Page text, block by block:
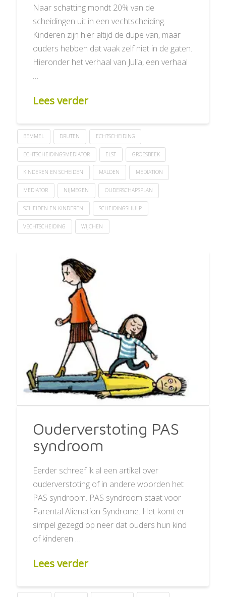
Naar schatting mondt 20% van de
scheidingen uit in een vechtscheiding.
Kinderen zijn hier altijd de dupe van, maar
ouders hebben dat vaak zelf niet in de gaten.
Hieronder het verhaal van Julia, een verhaal
…
Lees verder
BEMMEL DRUTEN ECHTSCHEIDING
ECHTSCHEIDINGSMEDIATOR ELST GROESBEEK
KINDEREN EN SCHEIDEN MALDEN MEDIATION
MEDIATOR NIJMEGEN OUDERSCHAPSPLAN
SCHEIDEN EN KINDEREN SCHEIDINGSHULP
VECHTSCHEIDING WIJCHEN
Ouderverstoting PAS
syndroom
Eerder schreef ik al een artikel over
ouderverstoting of in andere woorden het
PAS syndroom. PAS syndroom staat voor
Parental Alienation Syndrome. Het komt er
simpel gezegd op neer dat ouders hun kind
of kinderen …
Lees verder